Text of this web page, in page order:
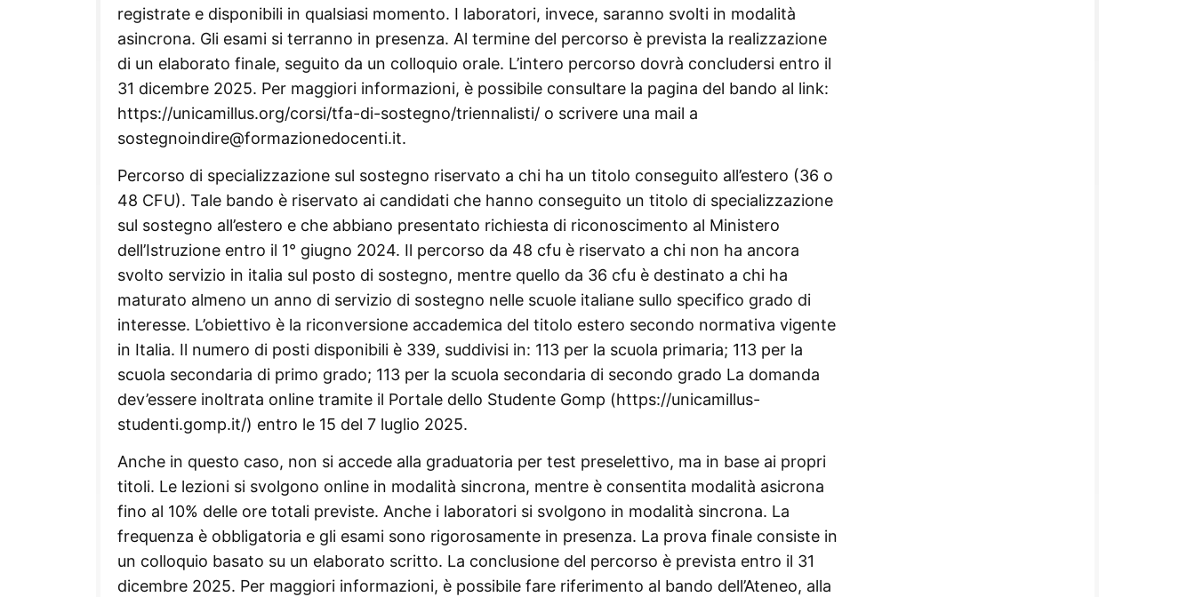
registrate e disponibili in qualsiasi momento. I laboratori, invece, saranno svolti in modalità
asincrona. Gli esami si terranno in presenza. Al termine del percorso è prevista la realizzazione
di un elaborato finale, seguito da un colloquio orale. L’intero percorso dovrà concludersi entro il
31 dicembre 2025. Per maggiori informazioni, è possibile consultare la pagina del bando al link:
https://unicamillus.org/corsi/tfa-di-sostegno/triennalisti/ o scrivere una mail a
sostegnoindire@formazionedocenti.it.
Percorso di specializzazione sul sostegno riservato a chi ha un titolo conseguito all’estero (36 o
48 CFU). Tale bando è riservato ai candidati che hanno conseguito un titolo di specializzazione
sul sostegno all’estero e che abbiano presentato richiesta di riconoscimento al Ministero
dell’Istruzione entro il 1° giugno 2024. Il percorso da 48 cfu è riservato a chi non ha ancora
svolto servizio in italia sul posto di sostegno, mentre quello da 36 cfu è destinato a chi ha
maturato almeno un anno di servizio di sostegno nelle scuole italiane sullo specifico grado di
interesse. L’obiettivo è la riconversione accademica del titolo estero secondo normativa vigente
in Italia. Il numero di posti disponibili è 339, suddivisi in: 113 per la scuola primaria; 113 per la
scuola secondaria di primo grado; 113 per la scuola secondaria di secondo grado La domanda
dev’essere inoltrata online tramite il Portale dello Studente Gomp (https://unicamillus-
studenti.gomp.it/) entro le 15 del 7 luglio 2025.
Anche in questo caso, non si accede alla graduatoria per test preselettivo, ma in base ai propri
titoli. Le lezioni si svolgono online in modalità sincrona, mentre è consentita modalità asicrona
fino al 10% delle ore totali previste. Anche i laboratori si svolgono in modalità sincrona. La
frequenza è obbligatoria e gli esami sono rigorosamente in presenza. La prova finale consiste in
un colloquio basato su un elaborato scritto. La conclusione del percorso è prevista entro il 31
dicembre 2025. Per maggiori informazioni, è possibile fare riferimento al bando dell’Ateneo, alla